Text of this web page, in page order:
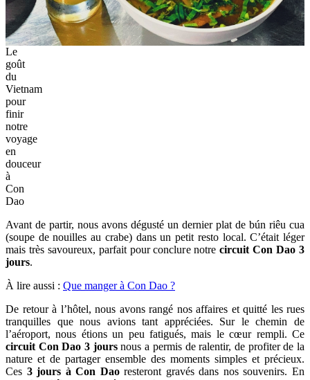
Le
goût
du
Vietnam
pour
finir
notre
voyage
en
douceur
à
Con
Dao
Avant de partir, nous avons dégusté un dernier plat de bún riêu cua
(soupe de nouilles au crabe) dans un petit resto local. C’était léger
mais très savoureux, parfait pour conclure notrecircuit Con Dao 3
jours.
À lire aussi : Que manger à Con Dao ?
De retour à l’hôtel, nous avons rangé nos affaires et quitté les rues
tranquilles que nous avions tant appréciées. Sur le chemin de
l’aéroport, nous étions un peu fatigués, mais le cœur rempli. Ce
circuit Con Dao 3 joursnous a permis de ralentir, de profiter de la
nature et de partager ensemble des moments simples et précieux.
Ces 3 jours à Con Daoresteront gravés dans nos souvenirs. En